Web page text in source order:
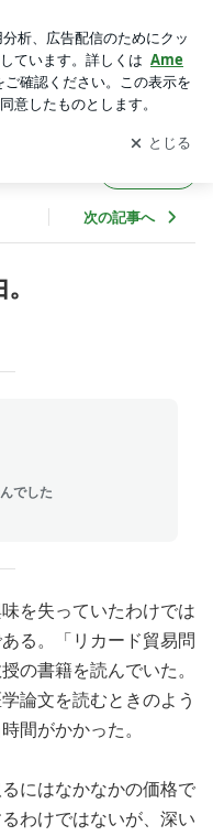
通知
を受け取りまし
開く
次の記事へ
でした
を失っていたわけでは
る。「リカード貿易問
の書籍を読んでいた。
論文を読むときのよう
間がかかった。
にはなかなかの価格で
わけではないが、深い